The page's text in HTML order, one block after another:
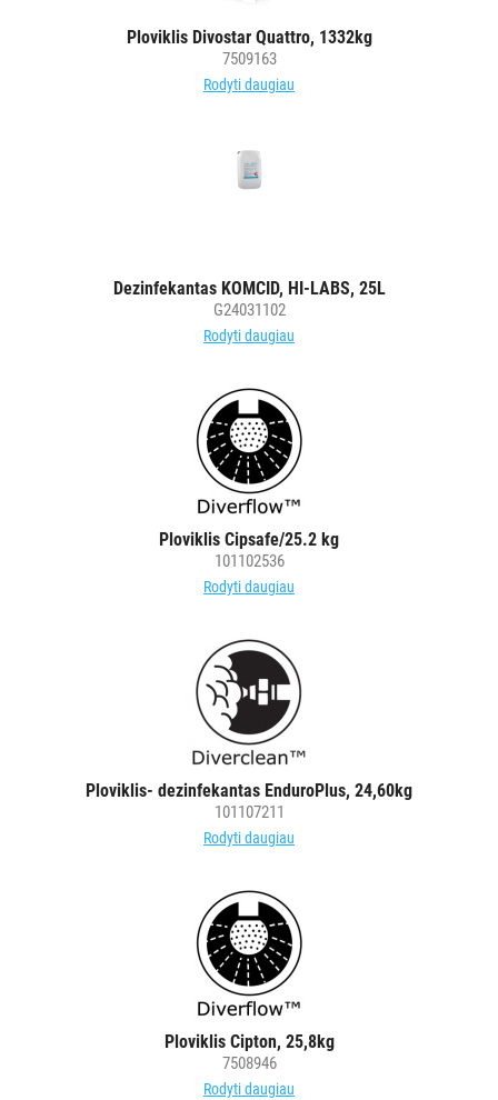
Ploviklis Divostar Quattro, 1332kg
7509163
Rodyti daugiau
Dezinfekantas KOMCID, HI-LABS, 25L
G24031102
Rodyti daugiau
Ploviklis Cipsafe/25.2 kg
101102536
Rodyti daugiau
Ploviklis- dezinfekantas EnduroPlus, 24,60kg
101107211
Rodyti daugiau
Ploviklis Cipton, 25,8kg
7508946
Rodyti daugiau